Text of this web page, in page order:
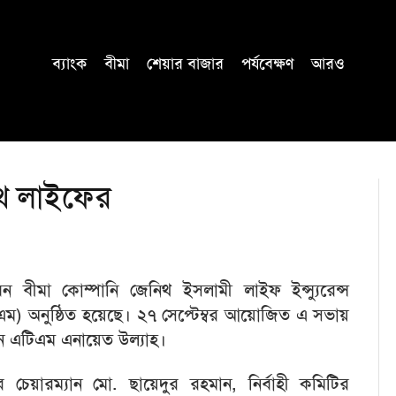
ব্যাংক বীমা শেয়ার বাজার পর্যবেক্ষণ আরও
লাইফের
বীমা কোম্পানি জেনিথ ইসলামী লাইফ ইন্স্যুরেন্স
অনুষ্ঠিত হয়েছে। ২৭ সেপ্টেম্বর আয়োজিত এ সভায়
এটিএম এনায়েত উল্যাহ।
মো. ছায়েদুর রহমান, নির্বাহী কমিটির